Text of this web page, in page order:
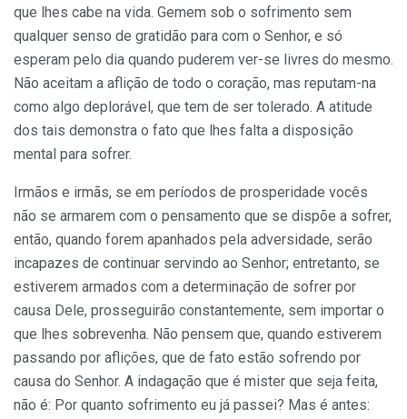
que lhes cabe na vida. Gemem sob o sofrimento sem
qualquer senso de gratidão para com o Senhor, e só
esperam pelo dia quando puderem ver-se livres do mesmo.
Não aceitam a aflição de todo o coração, mas reputam-na
como algo deplorável, que tem de ser tolerado. A atitude
dos tais demonstra o fato que lhes falta a disposição
mental para sofrer.
Irmãos e irmãs, se em períodos de prosperidade vocês
não se armarem com o pensamento que se dispõe a sofrer,
então, quando forem apanhados pela adversi­dade, serão
incapazes de continuar servindo ao Senhor; entretanto, se
estiverem armados com a determinação de sofrer por
causa Dele, prosseguirão constantemente, sem importar o
que lhes sobrevenha. Não pensem que, quando estiverem
passando por aflições, que de fato estão sofrendo por
causa do Senhor. A indagação que é mister que seja feita,
não é: Por quanto sofrimento eu já passei? Mas é antes: